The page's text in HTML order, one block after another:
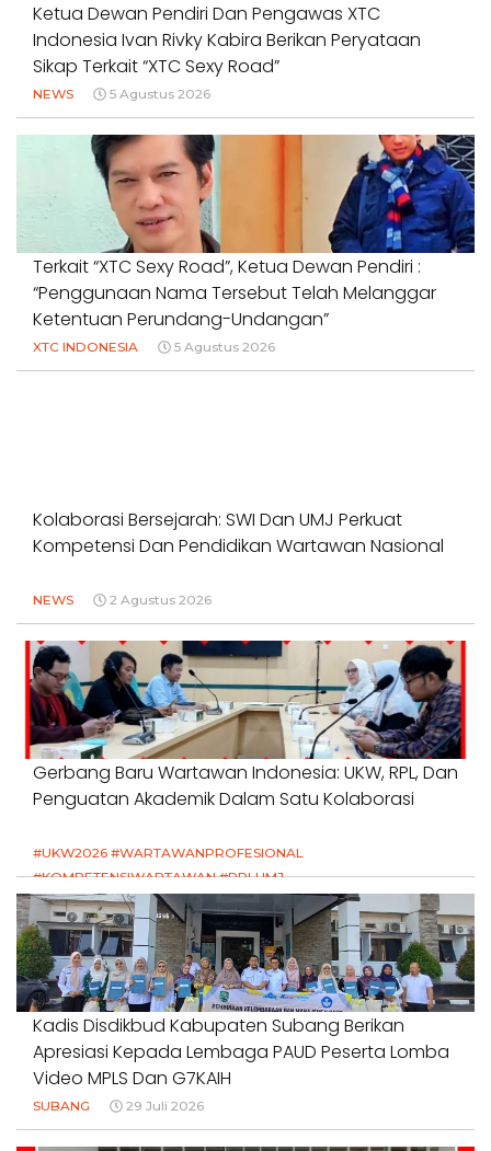
Ketua Dewan Pendiri Dan Pengawas XTC
Indonesia Ivan Rivky Kabira Berikan Peryataan
Sikap Terkait “XTC Sexy Road”
NEWS 5 Agustus 2026
Terkait “XTC Sexy Road”, Ketua Dewan Pendiri :
“Penggunaan Nama Tersebut Telah Melanggar
Ketentuan Perundang-Undangan”
XTC INDONESIA 5 Agustus 2026
Kolaborasi Bersejarah: SWI Dan UMJ Perkuat
Kompetensi Dan Pendidikan Wartawan Nasional
NEWS 2 Agustus 2026
Gerbang Baru Wartawan Indonesia: UKW, RPL, Dan
Penguatan Akademik Dalam Satu Kolaborasi
#UKW2026 #WARTAWANPROFESIONAL
#KOMPETENSIWARTAWAN #RPLUMJ
#PENDIDIKANWARTAWAN #SWINASIONAL #SWIJABAR
1 Agustus 2026
Kadis Disdikbud Kabupaten Subang Berikan
Apresiasi Kepada Lembaga PAUD Peserta Lomba
Video MPLS Dan G7KAIH
SUBANG 29 Juli 2026